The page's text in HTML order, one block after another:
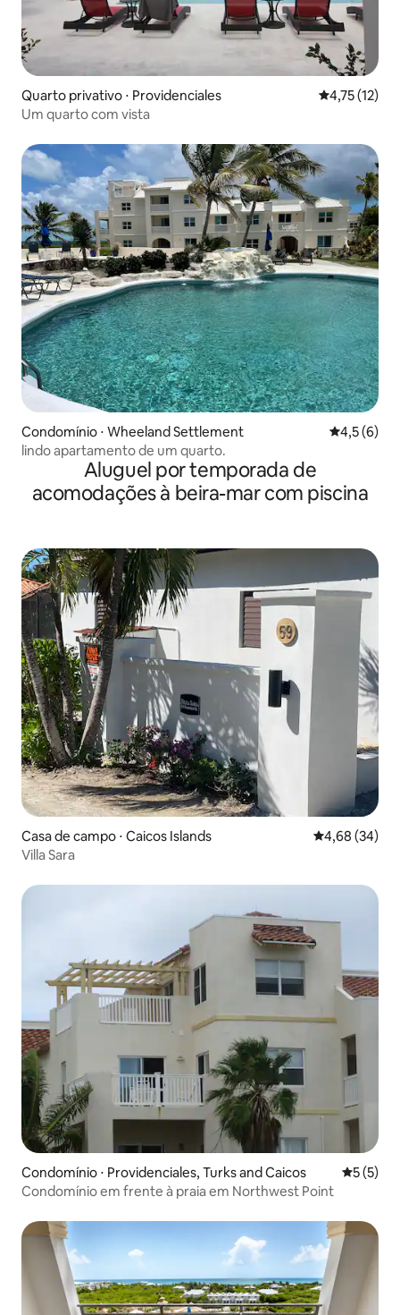
Quarto privativo ⋅ Providenciales 4,75 de uma
4,75 (12)
Um quarto com vista
Condomínio ⋅ Wheeland Settlement 4,5 de
4,5 (6)
lindo apartamento de um quarto.
Aluguel por temporada de
acomodações à beira-mar com piscina
Casa de campo ⋅ Caicos Islands 4,68 de uma
4,68 (34)
Villa Sara
Condomínio ⋅ Providenciales, Turks and Caicos 5 de
5 (5)
Condomínio em frente à praia em Northwest Point